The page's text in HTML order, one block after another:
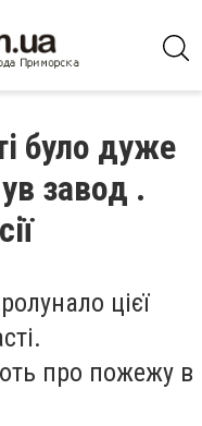
було дуже
завод .
цієї
про пожежу в